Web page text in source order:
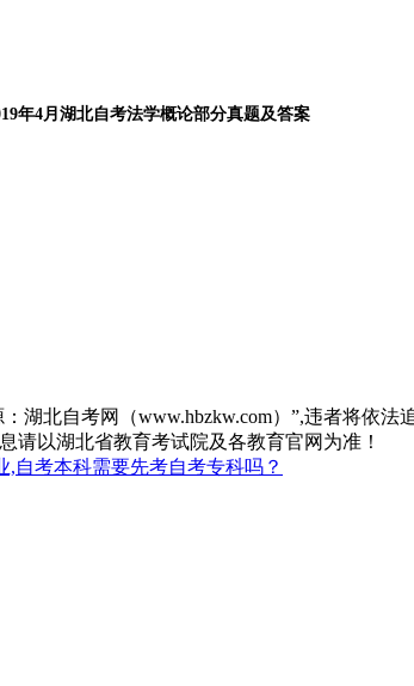
年4月湖北自考法学概论部分真题及答案
湖北自考网（www.hbzkw.com）”,违者将依法
请以湖北省教育考试院及各教育官网为准！
自考本科需要先考自考专科吗？